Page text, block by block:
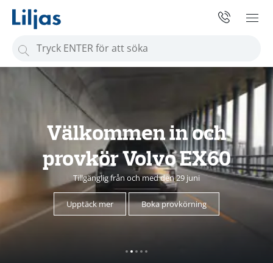
:
Välkommen in och
provkör Volvo EX60
Tillgänglig från och med den 29 juni
Upptäck mer Boka provkörning